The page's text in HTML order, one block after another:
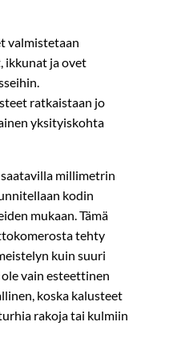
valmistetaan
ikkunat ja ovet
ratkaistaan jo
yksityiskohta
millimetrin
kodin
mukaan. Tämä
tehty
kuin suuri
vain esteettinen
koska kalusteet
rakoja tai kulmiin